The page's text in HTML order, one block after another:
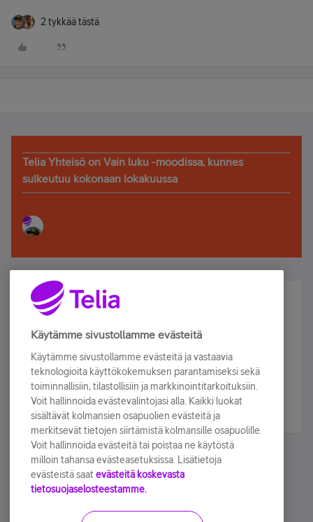
2 tykkää tästä
Telia Yhteisö on Vain luku -moodissa, kunnes
sulkeutuu kokonaan lokakuussa
Älä jää paitsi – osallistu ja voita!
Tilaa Telian uutiskirje ja olet mukana arvonnassa.
sähköpostiisi.
Tilaa nyt
Käytämme sivustollamme evästeitä
Käytämme sivustollamme evästeitä ja vastaavia
teknologioita käyttökokemuksen parantamiseksi sekä
toiminnallisiin, tilastollisiin ja markkinointitarkoituksiin.
Voit hallinnoida evästevalintojasi alla. Kaikki luokat
sisältävät kolmansien osapuolien evästeitä ja
merkitsevät tietojen siirtämistä kolmansille osapuolille.
Voit hallinnoida evästeitä tai poistaa ne käytöstä
milloin tahansa evästeasetuksissa. Lisätietoja
evästeistä saat evästeitä koskevasta
tietosuojaselosteestamme.